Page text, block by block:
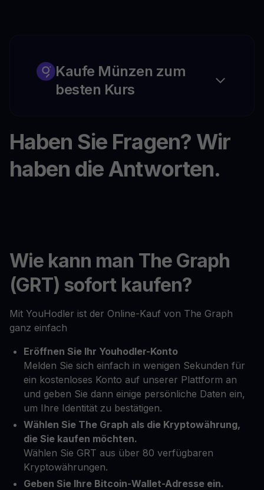
Kaufe Münzen zum
besten Kurs
Haben Sie Fragen? Wir
haben die Antworten.
Wie kann man The Graph
(GRT) sofort kaufen?
Mit YouHodler ist der Online-Kauf von The Graph
ganz einfach
Eröffnen Sie Ihr Youhodler-Konto
Melden Sie sich einfach in wenigen Sekunden für
ein kostenloses Konto auf unserer Plattform an
und geben Sie dann einige persönliche Daten ein,
um Ihre Identität zu bestätigen.
Wählen Sie The Graph als die Kryptowährung,
die Sie kaufen möchten.
Wählen Sie GRT aus über 80 verfügbaren
Kryptowährungen.
Geben Sie Ihre Bitcoin-Wallet-Adresse ein.